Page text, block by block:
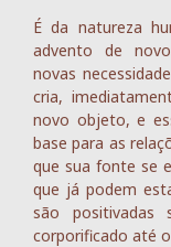
É da natureza
advento de
novas
cria,
novo objeto, e
base para as
que sua fonte se
que já podem
são positivadas
corporificado até